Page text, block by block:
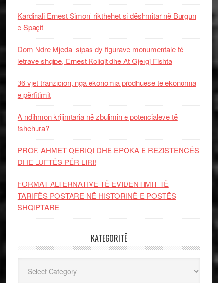
Kardinali Ernest Simoni rikthehet si dëshmitar në Burgun
e Spaçit
Dom Ndre Mjeda, sipas dy figurave monumentale të
letrave shqipe, Ernest Koliqit dhe At Gjergj Fishta
36 vjet tranzicion, nga ekonomia prodhuese te ekonomia
e përfitimit
A ndihmon krijimtaria në zbulimin e potencialeve të
fshehura?
PROF. AHMET QERIQI DHE EPOKA E REZISTENCЁS
DHE LUFTЁS PЁR LIRI!
FORMAT ALTERNATIVE TË EVIDENTIMIT TË
TARIFËS POSTARE NË HISTORINË E POSTËS
SHQIPTARE
KATEGORITË